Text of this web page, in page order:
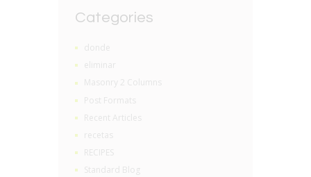
Categories
donde
eliminar
Masonry 2 Columns
Post Formats
Recent Articles
recetas
RECIPES
Standard Blog